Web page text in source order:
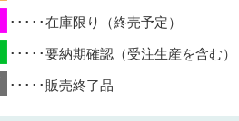
･････在庫限り（終売予定）
･････要納期確認（受注生産を含む）
･････販売終了品